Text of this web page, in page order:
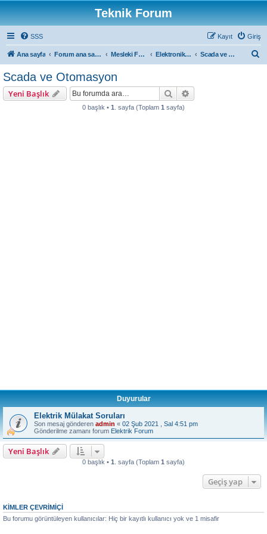
Teknik Forum
SSS Giriş
Kayıt
Ana sayfa Forum ana sayfa Mesleki Forumlar Elektronik Forum Scada ve Otomasyon
Scada ve Otomasyon
Yeni Başlık Ara
0 başlık • 1 . sayfa (Toplam 1 sayfa)
Duyurular
Elektrik Mülakat Soruları
Son mesaj gönderen admin « 02 Şub 2021 , Sal 4:51 pm
Gönderilme zamanı forum Elektrik Forum
Yeni Başlık
0 başlık • 1 . sayfa (Toplam 1 sayfa)
Geçiş yap
KIMLER ÇEVRIMIÇI
Bu forumu görüntüleyen kullanıcılar: Hiç bir kayıtlı kullanıcı yok ve 1 misafir